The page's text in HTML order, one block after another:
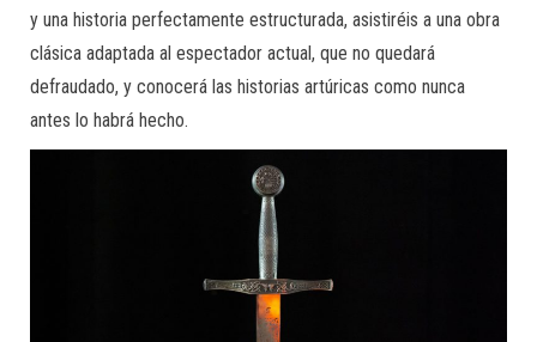
y una historia perfectamente estructurada, asistiréis a una obra
clásica adaptada al espectador actual, que no quedará
defraudado, y conocerá las historias artúricas como nunca
antes lo habrá hecho.